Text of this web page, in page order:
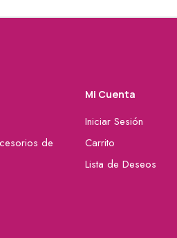
de
Mi Cuenta
Iniciar Sesión
Carrito
Lista de Deseos